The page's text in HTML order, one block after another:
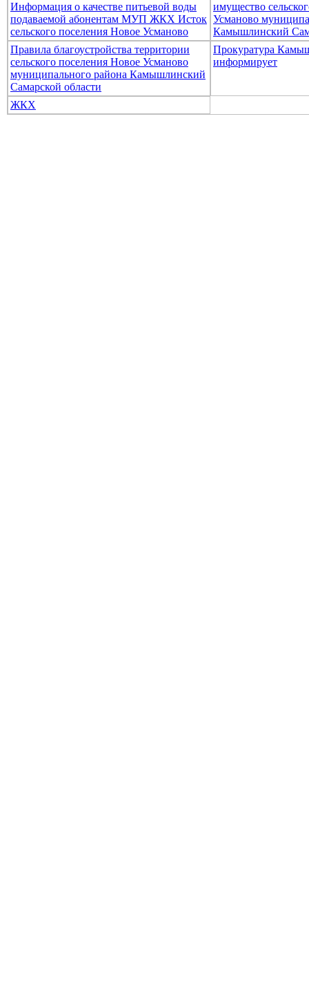
Информация о качестве питьевой воды
подаваемой абонентам МУП ЖКХ Исток
сельского поселения Новое Усманово
имущество
Усманово
Камышлинский
Правила благоустройства территории
сельского поселения Новое Усманово
муниципального района Камышлинский
Самарской области
Прокуратура
информирует
ЖКХ